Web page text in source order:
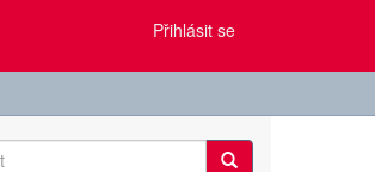
Přihlásit se